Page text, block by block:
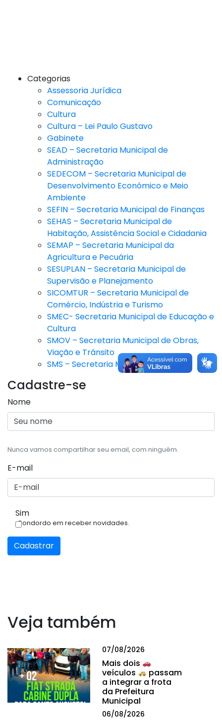
Categorias
Assessoria Jurídica
Comunicação
Cultura
Cultura – Lei Paulo Gustavo
Gabinete
SEAD – Secretaria Municipal de
Administração
SEDECOM – Secretaria Municipal de
Desenvolvimento Econômico e Meio
Ambiente
SEFIN – Secretaria Municipal de Finanças
SEHAS – Secretaria Municipal de
Habitação, Assistência Social e Cidadania
SEMAP – Secretaria Municipal da
Agricultura e Pecuária
SESUPLAN – Secretaria Municipal de
Supervisão e Planejamento
SICOMTUR – Secretaria Municipal de
Comércio, Indústria e Turismo
SMEC- Secretaria Municipal de Educação e
Cultura
SMOV – Secretaria Municipal de Obras,
Viação e Trânsito
SMS – Secretaria Municipal de Saúde
Cadastre-se
Nome
Nunca vamos compartilhar seu email, com ninguém.
E-mail
Sim
Condordo em receber novidades.
Cadastrar
Veja também
07/08/2026
Mais dois
veículos
passam
a integrar a frota
da Prefeitura
Municipal
06/08/2026